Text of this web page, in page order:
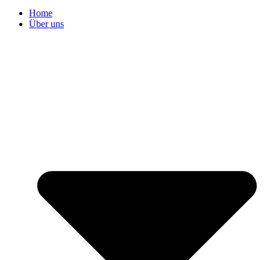
Home
Über uns